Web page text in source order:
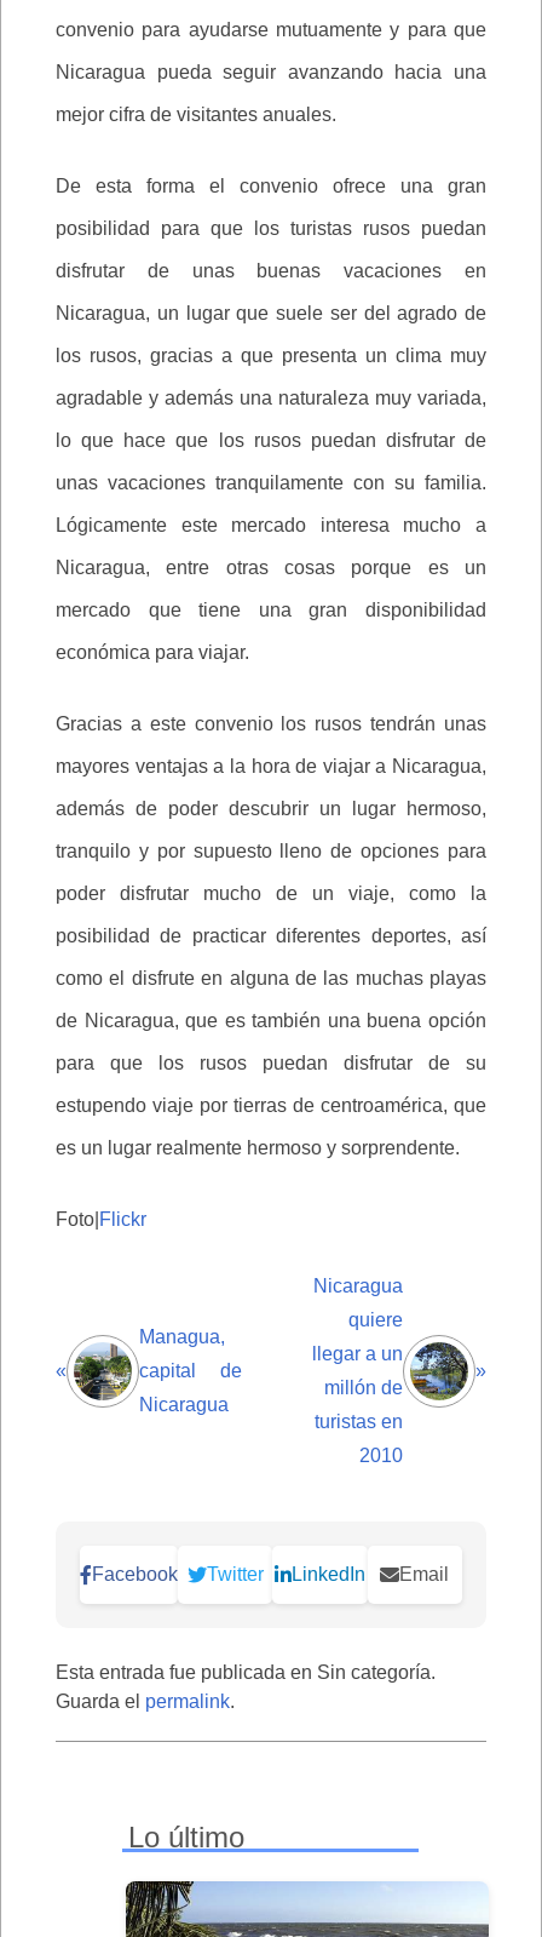
convenio para ayudarse mutuamente y para que
Nicaragua pueda seguir avanzando hacia una
mejor cifra de visitantes anuales.
De esta forma el convenio ofrece una gran
posibilidad para que los turistas rusos puedan
disfrutar de unas buenas vacaciones en
Nicaragua, un lugar que suele ser del agrado de
los rusos, gracias a que presenta un clima muy
agradable y además una naturaleza muy variada,
lo que hace que los rusos puedan disfrutar de
unas vacaciones tranquilamente con su familia.
Lógicamente este mercado interesa mucho a
Nicaragua, entre otras cosas porque es un
mercado que tiene una gran disponibilidad
económica para viajar.
Gracias a este convenio los rusos tendrán unas
mayores ventajas a la hora de viajar a Nicaragua,
además de poder descubrir un lugar hermoso,
tranquilo y por supuesto lleno de opciones para
poder disfrutar mucho de un viaje, como la
posibilidad de practicar diferentes deportes, así
como el disfrute en alguna de las muchas playas
de Nicaragua, que es también una buena opción
para que los rusos puedan disfrutar de su
estupendo viaje por tierras de centroamérica, que
es un lugar realmente hermoso y sorprendente.
Foto| Flickr
«
Managua,
capital de
Nicaragua
Nicaragua
quiere
llegar a un
millón de
turistas en
2010
»
Facebook Twitter LinkedIn Email
Esta entrada fue publicada en Sin categoría.
Guarda el permalink.
Lo último